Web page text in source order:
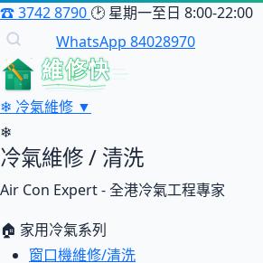
☎3742 8790 🕑 星期一至日 8:00-22:00
WhatsApp 84028970
維修快
❄ 冷氣維修 ▼
❄
冷氣維修 / 清洗
Air Con Expert - 全港冷氣工程專家
🏠 家用冷氣系列
窗口機維修/清洗